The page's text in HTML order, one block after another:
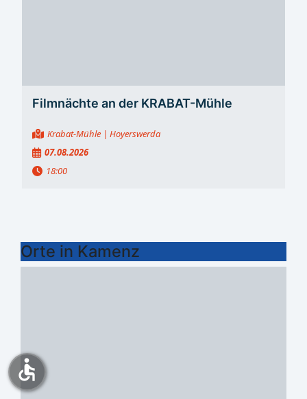
Filmnächte an der KRABAT-Mühle
Krabat-Mühle | Hoyerswerda
07.08.2026
18:00
Orte in Kamenz
accessible